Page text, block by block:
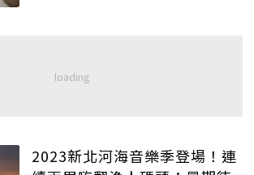
2023新北河海音樂季登場！連